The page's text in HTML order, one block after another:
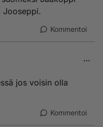
Jooseppi.
Kommentoi
jos voisin olla
Kommentoi